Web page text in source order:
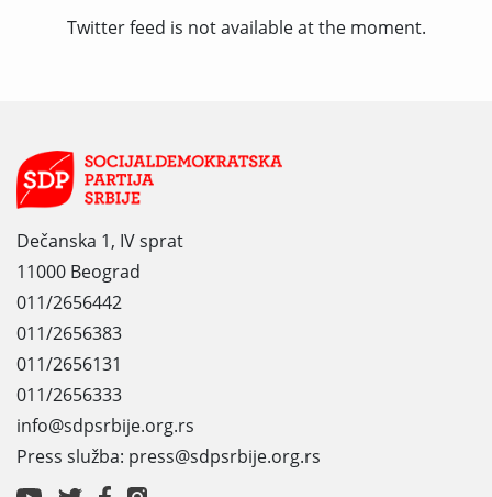
Twitter feed is not available at the moment.
Dečanska 1, IV sprat
11000 Beograd
011/2656442
011/2656383
011/2656131
011/2656333
info@sdpsrbije.org.rs
Press služba: press@sdpsrbije.org.rs